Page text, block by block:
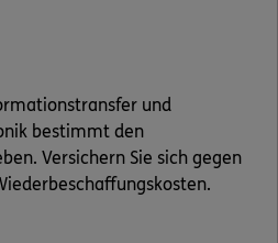
und
bestimmt den
Versichern Sie sich gegen